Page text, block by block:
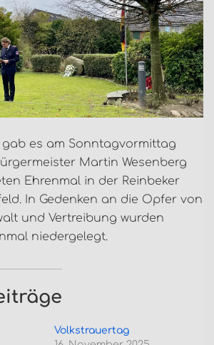
es am Sonntagvormittag
Martin Wesenberg
Ehrenmal in der Reinbeker
In Gedenken an die Opfer von
und Vertreibung wurden
niedergelegt.
Volkstrauertag